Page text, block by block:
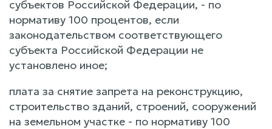
субъектов Российской Федерации, - по
нормативу 100 процентов, если
законодательством соответствующего
субъекта Российской Федерации не
установлено иное;
плата за снятие запрета на реконструкцию,
строительство зданий, строений, сооружений
на земельном участке - по нормативу 100